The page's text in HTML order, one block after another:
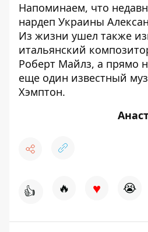
Напоминаем, что
нардеп Украины
Из жизни ушел также
итальянский
Роберт Майлз, а прямо
еще один известный
Хэмптон.
👍 🔥 ♥ 😭